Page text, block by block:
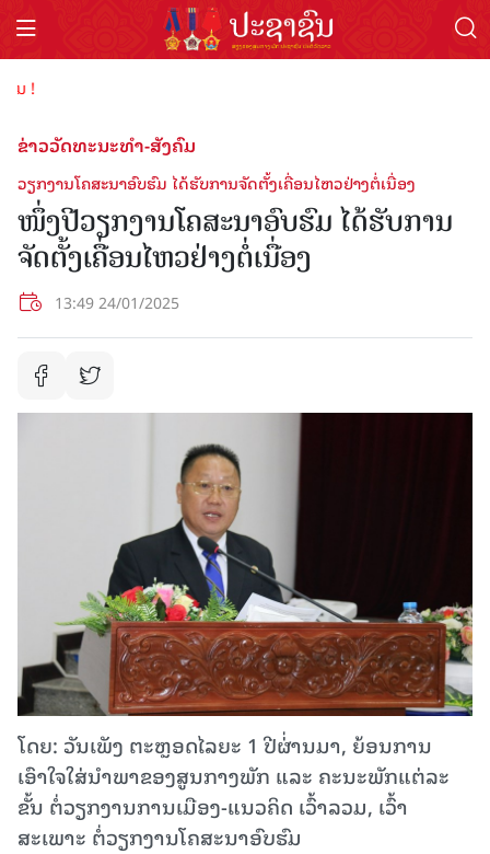
ຂ່າວວັດທະນະທຳ-ສັງຄົມ
ວຽກງານໂຄສະນາອົບຮົມ ໄດ້ຮັບການຈັດຕັ້ງເຄື່ອນໄຫວຢ່າງຕໍ່ເນື່ອງ
ໜຶ່ງປີວຽກງານໂຄສະນາອົບຮົມ ໄດ້ຮັບການ
ຈັດຕັ້ງເຄື່ອນໄຫວຢ່າງຕໍ່ເນື່ອງ
13:49 24/01/2025
ໂດຍ: ວັນເພັງ ຕະຫຼອດໄລຍະ 1 ປີຜ່່ານມາ, ຍ້ອນການ
ເອົາໃຈໃສ່ນໍາພາຂອງສູນກາງພັກ ແລະ ຄະນະພັກແຕ່ລະ
ຂັ້ນ ຕໍ່ວຽກງານການເມືອງ-ແນວຄິດ ເວົ້າລວມ, ເວົ້າ
ສະເພາະ ຕໍ່ວຽກງານໂຄສະນາອົບຮົມ